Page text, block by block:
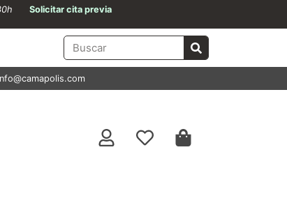
Solicitar cita previa